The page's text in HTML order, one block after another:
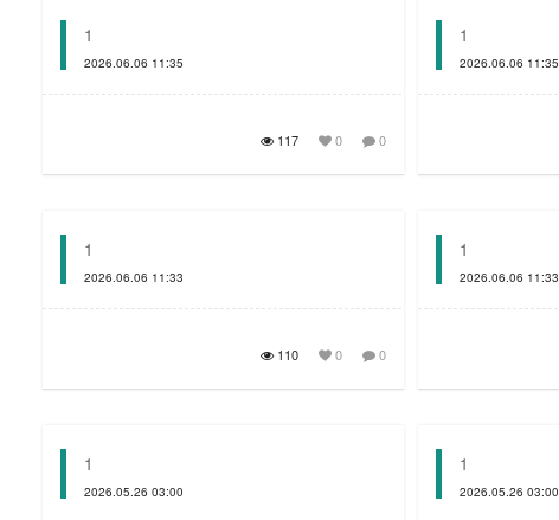
1
2026.06.06 11:35
0
0
117
1
2026.06.06 11:35
1
2026.06.06 11:33
0
0
110
1
2026.06.06 11:33
1
2026.05.26 03:00
1
2026.05.26 03:00